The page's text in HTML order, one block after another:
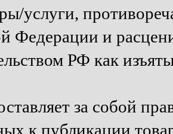
услуги,
Федерации и
РФ как
за собой
к публикации